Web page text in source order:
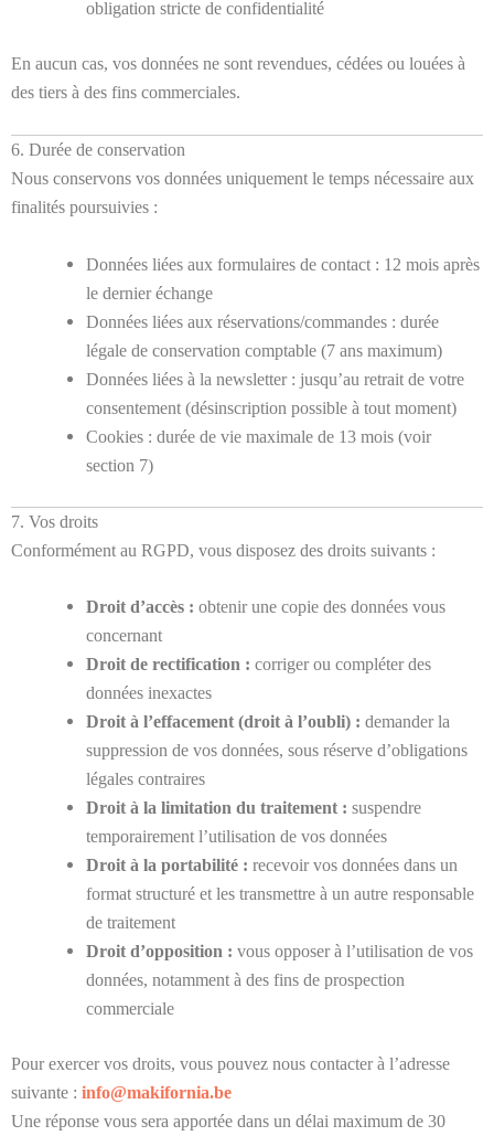
obligation stricte de confidentialité
En aucun cas, vos données ne sont revendues, cédées ou louées à
des tiers à des fins commerciales.
6. Durée de conservation
Nous conservons vos données uniquement le temps nécessaire aux
finalités poursuivies :
Données liées aux formulaires de contact : 12 mois après
le dernier échange
Données liées aux réservations/commandes : durée
légale de conservation comptable (7 ans maximum)
Données liées à la newsletter : jusqu’au retrait de votre
consentement (désinscription possible à tout moment)
Cookies : durée de vie maximale de 13 mois (voir
section 7)
7. Vos droits
Conformément au RGPD, vous disposez des droits suivants :
Droit d’accès : obtenir une copie des données vous
concernant
Droit de rectification : corriger ou compléter des
données inexactes
Droit à l’effacement (droit à l’oubli) : demander la
suppression de vos données, sous réserve d’obligations
légales contraires
Droit à la limitation du traitement : suspendre
temporairement l’utilisation de vos données
Droit à la portabilité : recevoir vos données dans un
format structuré et les transmettre à un autre responsable
de traitement
Droit d’opposition : vous opposer à l’utilisation de vos
données, notamment à des fins de prospection
commerciale
Pour exercer vos droits, vous pouvez nous contacter à l’adresse
suivante : info@makifornia.be
Une réponse vous sera apportée dans un délai maximum de 30